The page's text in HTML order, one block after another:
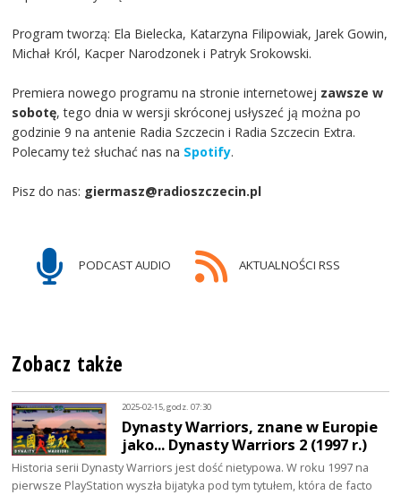
Program tworzą: Ela Bielecka, Katarzyna Filipowiak, Jarek Gowin,
Michał Król, Kacper Narodzonek i Patryk Srokowski.
Premiera nowego programu na stronie internetowej zawsze w
sobotę, tego dnia w wersji skróconej usłyszeć ją można po
godzinie 9 na antenie Radia Szczecin i Radia Szczecin Extra.
Polecamy też słuchać nas na Spotify.
Pisz do nas: giermasz@radioszczecin.pl
PODCAST AUDIO AKTUALNOŚCI RSS
Zobacz także
2025-02-15, godz. 07:30
Dynasty Warriors, znane w Europie
jako... Dynasty Warriors 2 (1997 r.)
Historia serii Dynasty Warriors jest dość nietypowa. W roku 1997 na
pierwsze PlayStation wyszła bijatyka pod tym tytułem, która de facto